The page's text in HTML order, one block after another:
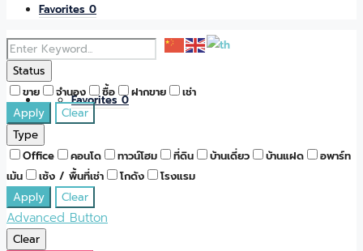
Favorites0
Favorites 0
Status
ขาย จำนอง ซื้อ ฝากขาย เช่า
Apply
Clear
Type
Office คอนโด ทาวน์โฮม ที่ดิน บ้านเดี่ยว บ้านแฝด
อพาร์ท
เม้น
เซ้ง / พื้นที่เช่า โกดัง โรงแรม
Apply Clear
Advanced Button
Clear